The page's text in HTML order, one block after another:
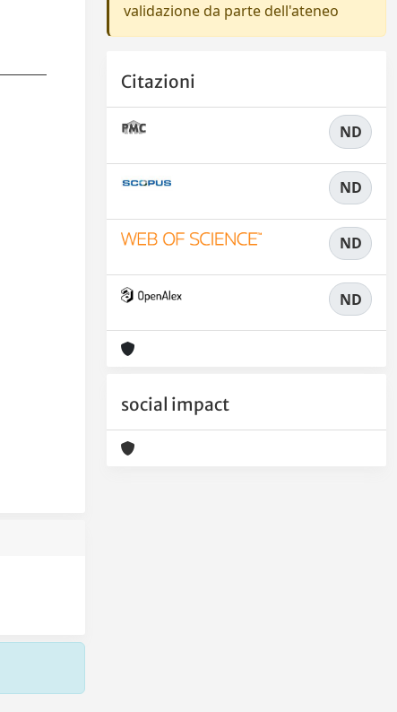
validazione da parte dell'ateneo
Citazioni
ND
ND
ND
ND
social impact